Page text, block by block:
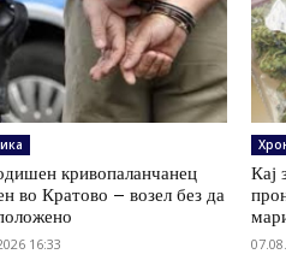
кривопаланчанец
во Кратово – возел без да
16:33
Кај